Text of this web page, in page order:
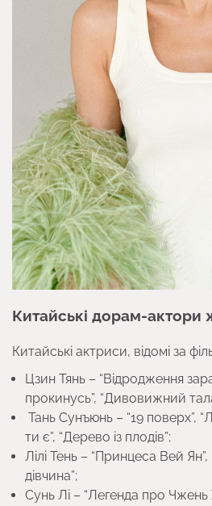
Китайські дорам-актори
Китайські актриси, відомі за
Цзин Тянь – “Відродження
прокинусь”, “Дивовижний
Тань Сунъюнь – “19 поверх”,
ти є”, “Дерево із плодів”;
Лілі Тень – “Принцеса Вей
дівчина”;
Сунь Лі – “Легенда про Чжень